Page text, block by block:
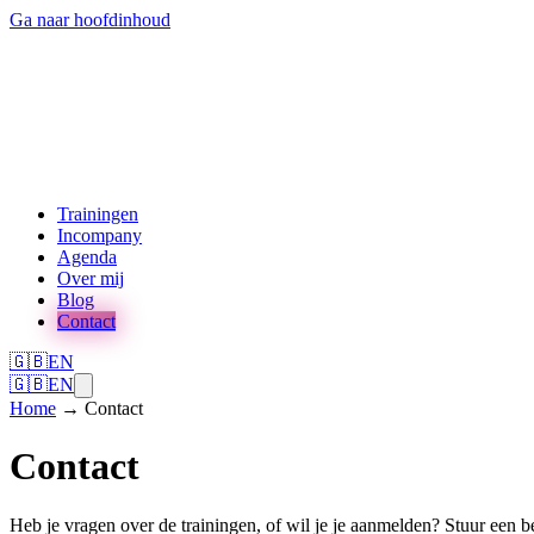
Ga naar hoofdinhoud
Trainingen
Incompany
Agenda
Over mij
Blog
Contact
🇬🇧EN
🇬🇧EN
Home → Contact
Contact
Heb je vragen over de trainingen, of wil je je aanmelden? Stuur een